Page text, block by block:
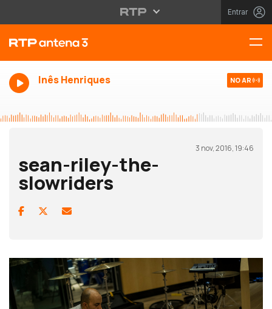
Entrar
Inês Henriques NO AR
3 nov, 2016, 19:46
sean-riley-the-
slowriders